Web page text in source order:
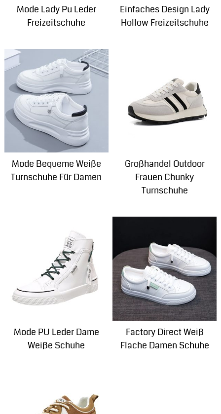
Mode Lady Pu Leder
Freizeitschuhe
Einfaches Design Lady
Hollow Freizeitschuhe
Mode Bequeme Weiße
Turnschuhe Für Damen
Großhandel Outdoor
Frauen Chunky
Turnschuhe
Mode PU Leder Dame
Weiße Schuhe
Factory Direct Weiß
Flache Damen Schuhe